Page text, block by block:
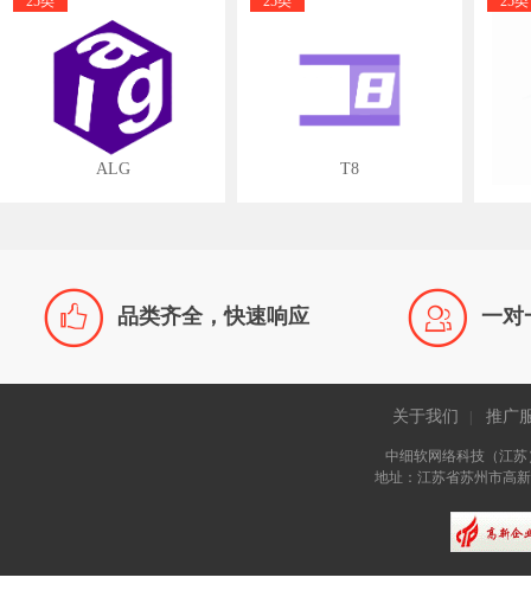
ALG T8
 品类齐全，快速响应  一对
关于我们 推广
中细软网络科技（江
地址：江苏省苏州市高